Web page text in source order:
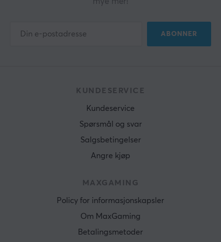
mye mer!
ABONNER
KUNDESERVICE
Kundeservice
Spørsmål og svar
Salgsbetingelser
Angre kjøp
MAXGAMING
Policy for informasjonskapsler
Om MaxGaming
Betalingsmetoder